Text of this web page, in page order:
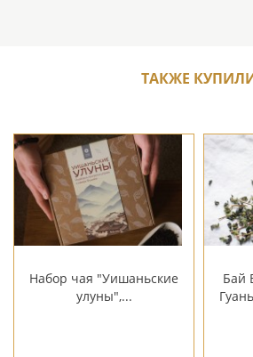
ТАКЖЕ
Набор чая "Уишаньские
улуны",...
Бай